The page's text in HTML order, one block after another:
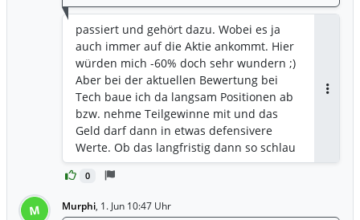
0
passiert und gehört dazu. Wobei es ja
auch immer auf die Aktie ankommt. Hier
würden mich -60% doch sehr wundern ;)
Aber bei der aktuellen Bewertung bei
Tech baue ich da langsam Positionen ab
bzw. nehme Teilgewinne mit und das
Geld darf dann in etwas defensivere
Werte. Ob das langfristig dann so schlau
war wird sich zeigen.
M Murphi, 1. Jun 10:47 Uhr